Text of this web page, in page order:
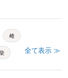
雌
まろ
全て表示 ≫